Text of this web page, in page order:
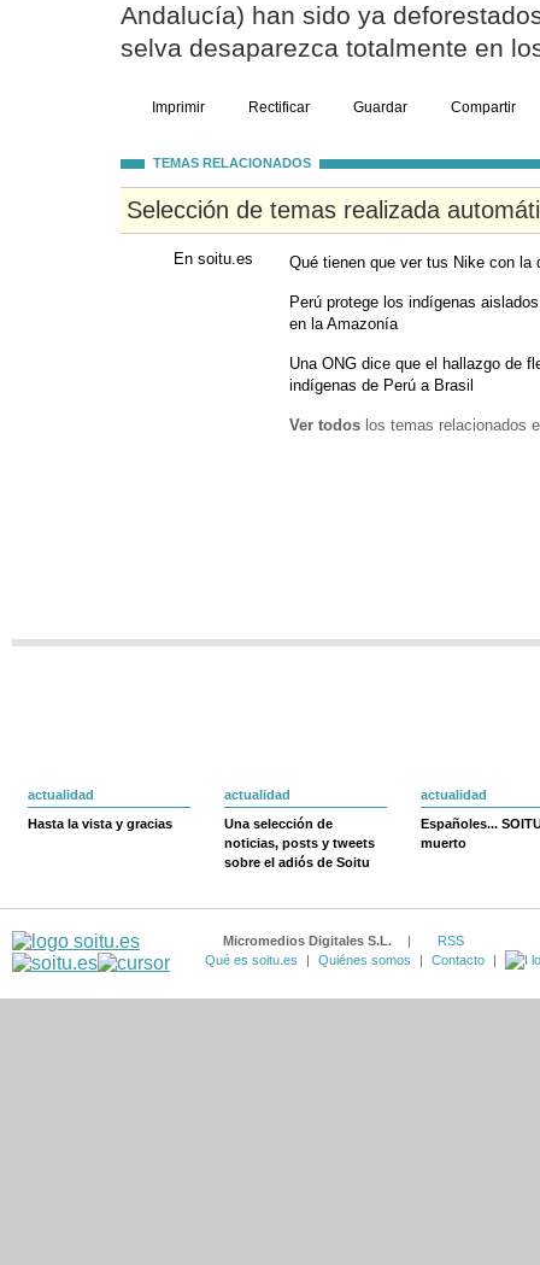
Andalucía) han sido ya
selva desaparezca totalmente en
Imprimir Rectificar Guardar Compartir
TEMAS RELACIONADOS
Selección de temas realizada
En soitu.es Qué tienen que ver tus Nike con la
Perú protege los indígenas
en la Amazonía
Una ONG dice que el hallazgo de
indígenas de Perú a Brasil
Ver todos los temas relacionados
actualidad
Hasta la vista y gracias
actualidad
Una selección de
noticias, posts y tweets
sobre el adiós de Soitu
actualidad
Españoles...
muerto
Micromedios Digitales S.L. |
RSS
Qué es soitu.es
| Quiénes somos | Contacto |